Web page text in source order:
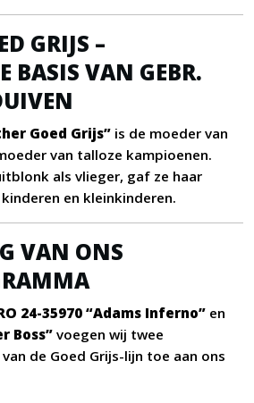
GRIJS –
BASIS VAN GEBR.
Goed Grijs” is de moeder van
van talloze kampioenen.
als vlieger, gaf ze haar
en kleinkinderen.
VAN ONS
24-35970 “Adams Inferno” en
Boss”voegen wij twee
de Goed Grijs-lijn toe aan ons